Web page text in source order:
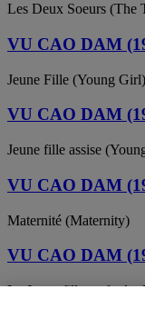
Les Deux Soeurs (The
VU CAO DAM
Jeune Fille (Young Girl)
VU CAO DAM
Jeune fille assise
VU CAO DAM
Maternité (Maternity)
VU CAO DAM
La Jeune fille au